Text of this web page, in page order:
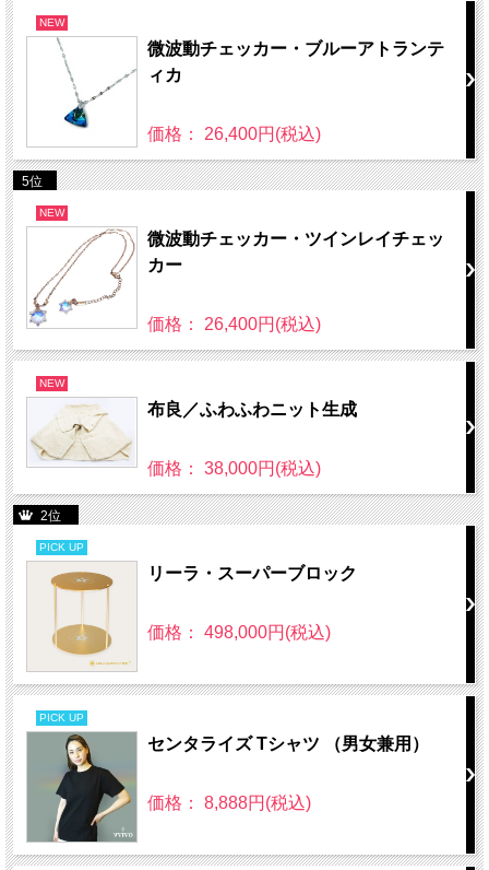
NEW
微波動チェッカー・ブルーアトランテ
ィカ
価格： 26,400円(税込)
5位
NEW
微波動チェッカー・ツインレイチェッ
カー
価格： 26,400円(税込)
NEW
布良／ふわふわニット生成
価格： 38,000円(税込)
2位
PICK UP
リーラ・スーパーブロック
価格： 498,000円(税込)
PICK UP
センタライズ Tシャツ （男女兼用）
価格： 8,888円(税込)